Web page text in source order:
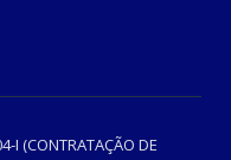
(CONTRATAÇÃO DE